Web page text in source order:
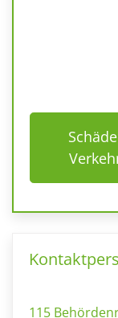
115